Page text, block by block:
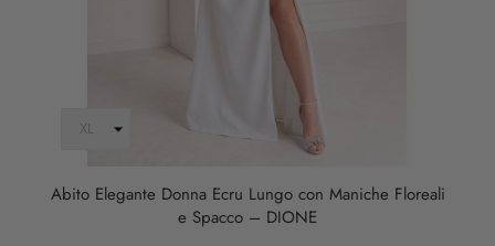
Abito Elegante Donna Ecru Lungo con Maniche Floreali
e Spacco – DIONE